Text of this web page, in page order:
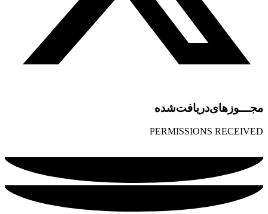
مجـــوز‌های‌دریافت‌شده
PERMISSIONS RECEIVED